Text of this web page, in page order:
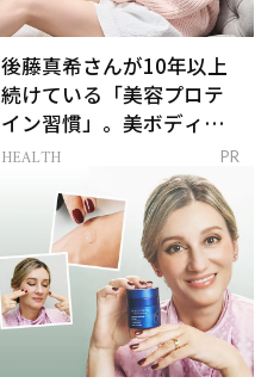
後藤真希さんが10年以上
続けている「美容プロテ
イン習慣」。美ボディを
支える朝ルーティンと
HEALTH PR